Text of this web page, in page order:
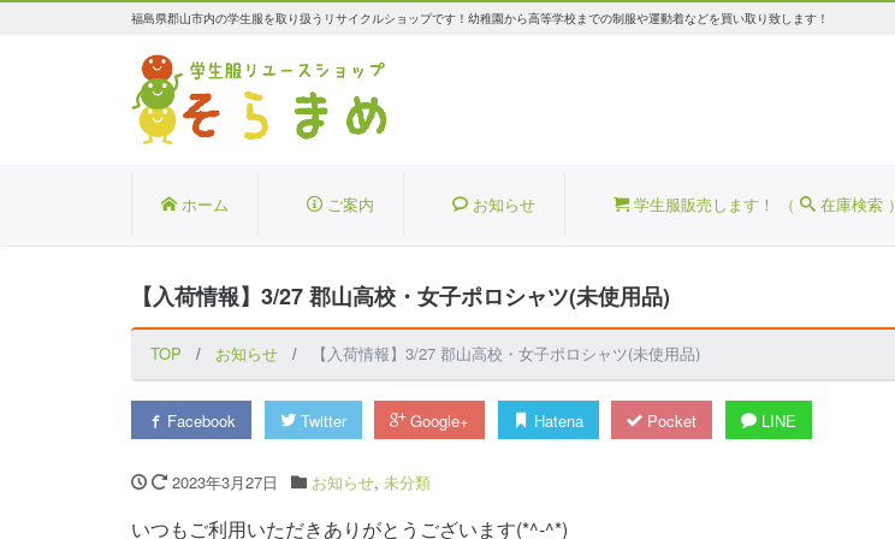
福島県郡山市内の学生服を取り扱うリサイクルショップです！幼稚園から高等学校までの制服や運動着などを買い取り致します！
ホーム ご案内 お知らせ 学生服販売します！ （ 在庫検索 ）
【入荷情報】3/27 郡山高校・女子ポロシャツ(未使用品)
TOP お知らせ 【入荷情報】3/27 郡山高校・女子ポロシャツ(未使用品)
Facebook Twitter Google+ Hatena Pocket LINE
2023年3月27日 お知らせ, 未分類
いつもご利用いただきありがとうございます(*^-^*)